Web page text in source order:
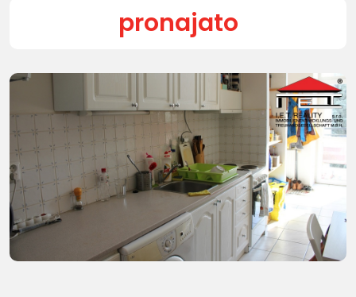
pronajato
Další fotografie (10)